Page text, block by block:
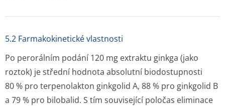
5.2 Farmakokinetické vlastnosti
Po perorálním podání 120 mg extraktu ginkga (jako
roztok) je střední hodnota absolutní biodostupnosti
80 % pro terpenolakton ginkgolid A, 88 % pro ginkgolid B
a 79 % pro bilobalid. S tím související poločas eliminace